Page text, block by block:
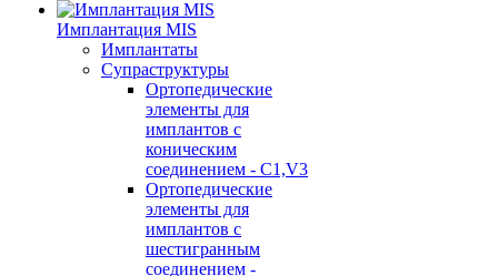
Имплантация MIS
Имплантаты
Супраструктуры
Ортопедические
элементы для
имплантов с
коническим
соединением - C1,V3
Ортопедические
элементы для
имплантов с
шестигранным
соединением -